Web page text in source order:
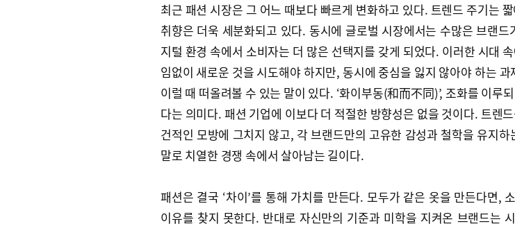
최근 패션 시장은 그 어느 때보다 빠르게 변화하고 있다. 트렌드 주기는
취향은 더욱 세분화되고 있다. 동시에 글로벌 시장에서는 수많은 브랜드
지털 환경 속에서 소비자는 더 많은 선택지를 갖게 되었다. 이러한 시대
임없이 새로운 것을 시도해야 하지만, 동시에 중심을 잃지 않아야 하는 과
이럴 때 떠올려볼 수 있는 말이 있다. ‘화이부동(和而不同)’, 조화를 이루
다는 의미다. 패션 기업에 이보다 더 적절한 방향성은 없을 것이다. 트렌
건적인 모방에 그치지 않고, 각 브랜드만의 고유한 감성과 철학을 유지하
말로 치열한 경쟁 속에서 살아남는 길이다.
패션은 결국 ‘차이’를 통해 가치를 만든다. 모두가 같은 옷을 만든다면,
이유를 찾지 못한다. 반대로 자신만의 기준과 미학을 지켜온 브랜드는